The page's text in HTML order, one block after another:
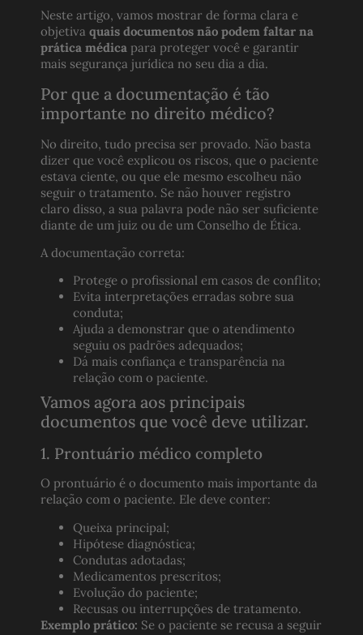
Neste artigo, vamos mostrar de forma clara e
objetiva quais documentos não podem faltar na
prática médica para proteger você e garantir
mais segurança jurídica no seu dia a dia.
Por que a documentação é tão
importante no direito médico?
No direito, tudo precisa ser provado. Não basta
dizer que você explicou os riscos, que o paciente
estava ciente, ou que ele mesmo escolheu não
seguir o tratamento. Se não houver registro
claro disso, a sua palavra pode não ser suficiente
diante de um juiz ou de um Conselho de Ética.
A documentação correta:
Protege o profissional em casos de conflito;
Evita interpretações erradas sobre sua
conduta;
Ajuda a demonstrar que o atendimento
seguiu os padrões adequados;
Dá mais confiança e transparência na
relação com o paciente.
Vamos agora aos principais
documentos que você deve utilizar.
1. Prontuário médico completo
O prontuário é o documento mais importante da
relação com o paciente. Ele deve conter:
Queixa principal;
Hipótese diagnóstica;
Condutas adotadas;
Medicamentos prescritos;
Evolução do paciente;
Recusas ou interrupções de tratamento.
Exemplo prático: Se o paciente se recusa a seguir